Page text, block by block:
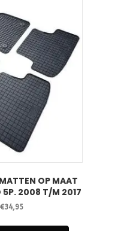
OP MAAT
5P. 2008 T/M 2017
Oorspronkelijke
was:
€34,95Huidige
is: